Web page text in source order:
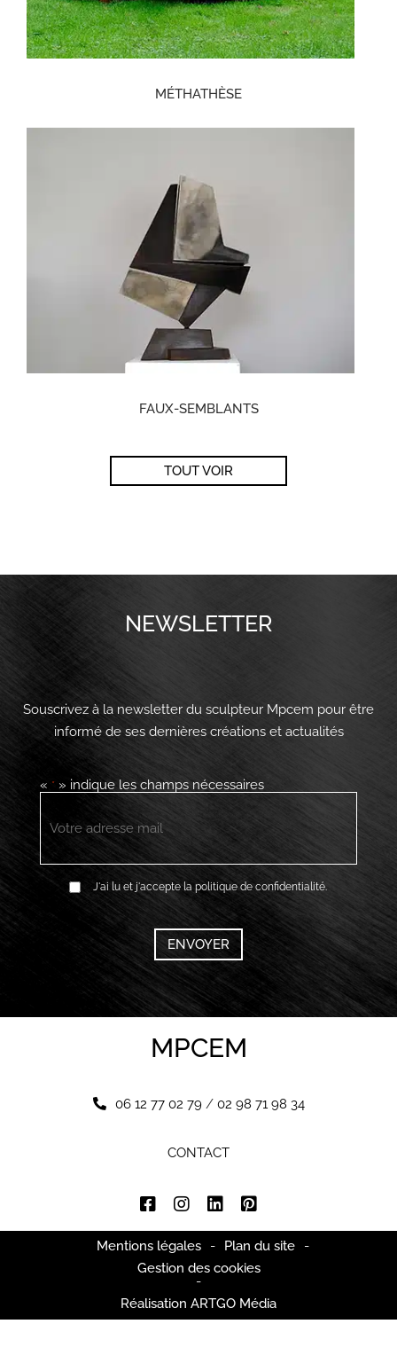
MÉTHATHÈSE
FAUX-SEMBLANTS
TOUT VOIR
NEWSLETTER
Souscrivez à la newsletter du sculpteur Mpcem pour être
informé de ses dernières créations et actualités
« *» indique les champs nécessaires
E-
RGPD J'ai lu et j'accepte la politique de confidentialité.
CAPTCHA
MPCEM
06 12 77 02 79/ 02 98 71 98 34
CONTACT
Mentions légales - Plan du site
-
Gestion des cookies
-
Réalisation ARTGO Média